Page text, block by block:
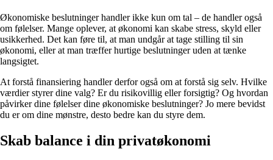
Økonomiske beslutninger handler ikke kun om tal – de handler også
om følelser. Mange oplever, at økonomi kan skabe stress, skyld eller
usikkerhed. Det kan føre til, at man undgår at tage stilling til sin
økonomi, eller at man træffer hurtige beslutninger uden at tænke
langsigtet.
At forstå finansiering handler derfor også om at forstå sig selv. Hvilke
værdier styrer dine valg? Er du risikovillig eller forsigtig? Og hvordan
påvirker dine følelser dine økonomiske beslutninger? Jo mere bevidst
du er om dine mønstre, desto bedre kan du styre dem.
Skab balance i din privatøkonomi